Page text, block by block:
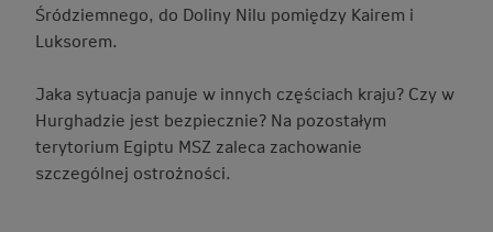
Śródziemnego, do Doliny Nilu pomiędzy Kairem i
Luksorem.
Jaka sytuacja panuje w innych częściach kraju? Czy w
Hurghadzie jest bezpiecznie? Na pozostałym
terytorium Egiptu MSZ zaleca zachowanie
szczególnej ostrożności.